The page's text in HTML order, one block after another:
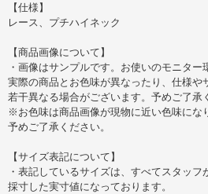
【仕様】
レース、プチハイネック
【商品画像について】
・画像はサンプルです。お使いのモニター
実際の商品とお色味が異なったり、仕様や
若干異なる場合がございます。予めご了承
※お色味は商品画像が現物に近い色味にな
予めご了承ください。
【サイズ表記について】
・表記しているサイズは、すべてスタッフ
採寸した実寸値になっております。